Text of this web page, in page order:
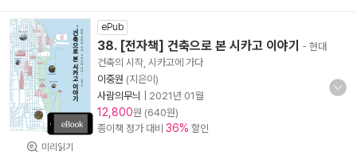
미리읽기
ePub
38. [전자책] 건축으로 본 시카고 이야기
- 현대
건축의 시작, 시카고에 가다
이중원 (지은이)
사람의무늬
2021년 01월
12,800원 (640원)
종이책 정가 대비 36% 할인